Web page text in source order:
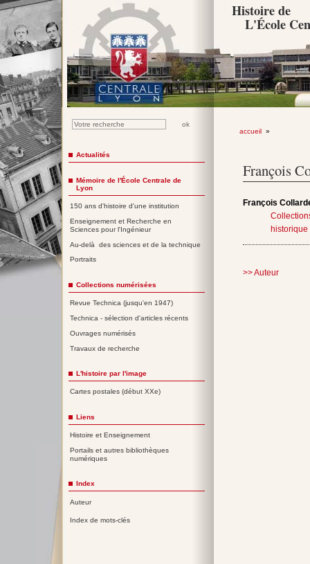
Histoire de
L'École
accueil»
François
François
historique
>> Auteur
Actualités
Mémoire de l'École Centrale de
Lyon
150 ans d'histoire d'une institution
Enseignement et Recherche en
Sciences pour l'Ingénieur
Au-delà des sciences et de la technique
Portraits
Collections numérisées
Revue Technica (jusqu'en 1947)
Technica - sélection d'articles récents
Ouvrages numérisés
Travaux de recherche
L'histoire par l'image
Cartes postales (début XXe)
Liens
Histoire et Enseignement
Portails et autres bibliothèques
numériques
Index
Auteur
Index de mots-clés